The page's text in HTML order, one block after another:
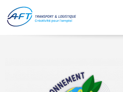
contenu
principal